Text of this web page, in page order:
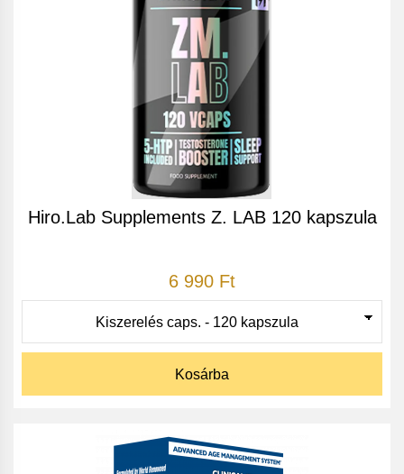
Hiro.Lab Supplements Z. LAB 120 kapszula
6 990 Ft
Kosárba